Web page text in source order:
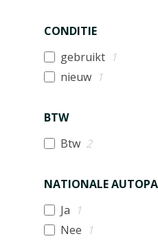
CONDITIE
gebruikt 1
nieuw 1
BTW
Btw 2
NATIONALE
Ja 1
Nee 1